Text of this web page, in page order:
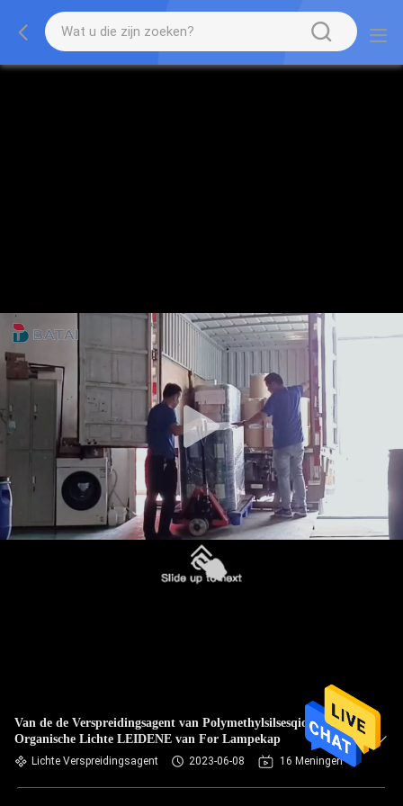
Van de de Verspreidingsagent van Polymethylsilsesqioxane
Organische Lichte LEIDENE van For Lampekap
Lichte Verspreidingsagent 2023-06-08 16 Meningen